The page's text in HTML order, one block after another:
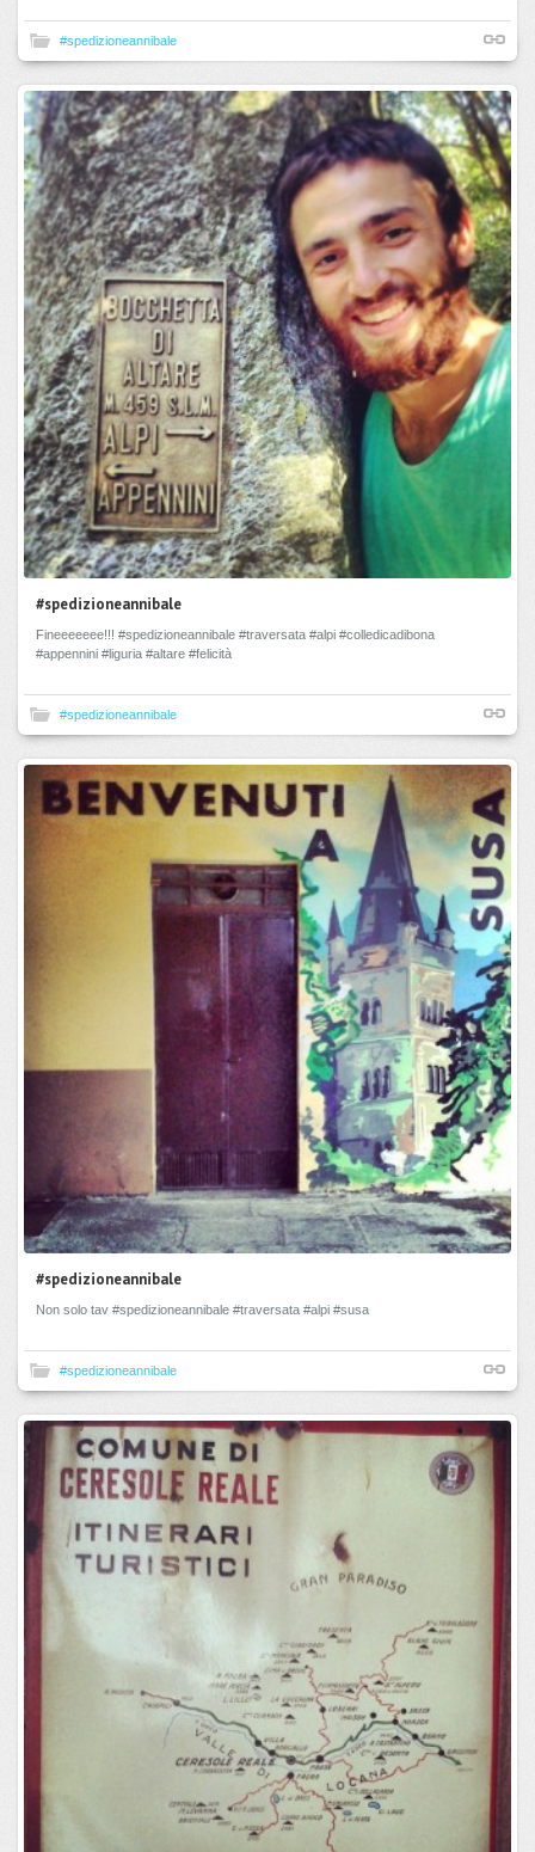
#spedizioneannibale
#spedizioneannibale
Fineeeeeee!!! #spedizioneannibale #traversata #alpi #colledicadibona
#appennini #liguria #altare #felicità
#spedizioneannibale
#spedizioneannibale
Non solo tav #spedizioneannibale #traversata #alpi #susa
#spedizioneannibale